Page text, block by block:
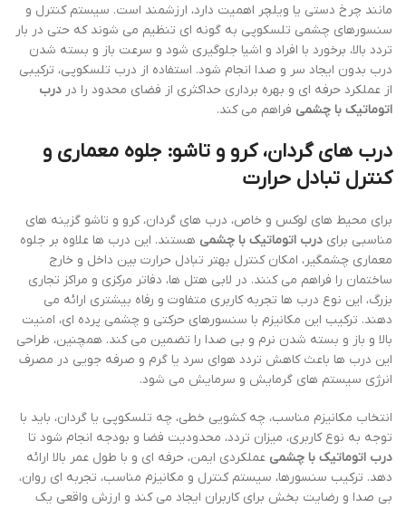
مانند چرخ دستی یا ویلچر اهمیت دارد، ارزشمند است. سیستم کنترل و
سنسورهای چشمی تلسکوپی به گونه ای تنظیم می شوند که حتی در بار
تردد بالا، برخورد با افراد و اشیا جلوگیری شود و سرعت باز و بسته شدن
درب بدون ایجاد سر و صدا انجام شود. استفاده از درب تلسکوپی، ترکیبی
از عملکرد حرفه ای و بهره برداری حداکثری از فضای محدود را در درب
اتوماتیک با چشمی فراهم می کند.
درب های گردان، کرو و تاشو: جلوه معماری و
کنترل تبادل حرارت
برای محیط های لوکس و خاص، درب های گردان، کرو و تاشو گزینه های
مناسبی برای درب اتوماتیک با چشمی هستند. این درب ها علاوه بر جلوه
معماری چشمگیر، امکان کنترل بهتر تبادل حرارت بین داخل و خارج
ساختمان را فراهم می کنند. در لابی هتل ها، دفاتر مرکزی و مراکز تجاری
بزرگ، این نوع درب ها تجربه کاربری متفاوت و رفاه بیشتری ارائه می
دهند. ترکیب این مکانیزم با سنسورهای حرکتی و چشمی پرده ای، امنیت
بالا و باز و بسته شدن نرم و بی صدا را تضمین می کند. همچنین، طراحی
این درب ها باعث کاهش تردد هوای سرد یا گرم و صرفه جویی در مصرف
انرژی سیستم های گرمایش و سرمایش می شود.
انتخاب مکانیزم مناسب، چه کشویی خطی، چه تلسکوپی یا گردان، باید با
توجه به نوع کاربری، میزان تردد، محدودیت فضا و بودجه انجام شود تا
درب اتوماتیک با چشمی عملکردی ایمن، حرفه ای و با طول عمر بالا ارائه
دهد. ترکیب سنسورها، سیستم کنترل و مکانیزم مناسب، تجربه ای روان،
بی صدا و رضایت بخش برای کاربران ایجاد می کند و ارزش واقعی یک